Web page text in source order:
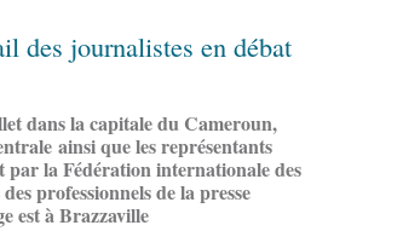
des journalistes en débat
dans la capitale du Cameroun,
ainsi que les représentants
par la Fédération internationale des
professionnels de la presse
est à Brazzaville